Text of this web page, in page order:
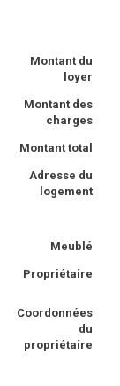
Montant du
loyer
Montant des
charges
Montant total
Adresse du
logement
Meublé
Propriétaire
Coordonnées
du
propriétaire